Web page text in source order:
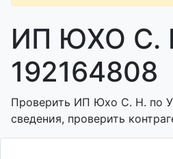
ИП ЮХО С.
192164808
Проверить ИП Юхо С. Н. по
сведения, проверить